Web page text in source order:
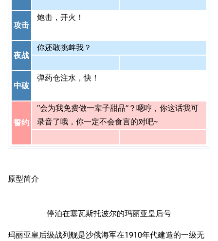
攻击
炮击，开火！
夜战
你还敢挑衅我？
中破
弹药仓注水，快！
誓约
“会为我免费做一辈子甜品”？嗯哼，你这话我可
录音了哦，你一定不会食言的对吧~
原型简介
停泊在塞瓦斯托波尔的玛丽亚皇后号
玛丽亚皇后级战列舰是沙俄海军在1910年代建造的一级无